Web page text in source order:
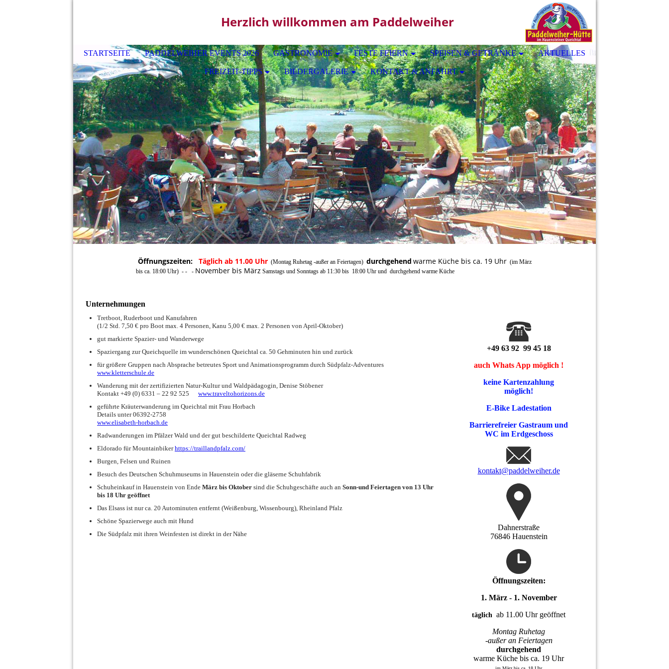
Herzlich willkommen am Paddelweiher
STARTSEITE PADDELWEIHER EVENTS 2026 GASTRONOMIE FESTE FEIERN SPEISEN & GETRÄNKE AKTUELLES
FREIZEIT-TIPPS BILDERGALERIE KONTAKT & ANFAHRT
Öffnungszeiten: Täglich ab 11.00 Uhr(Montag Ruhetag -außer an Feiertagen) durchgehend warme Küche bis ca. 19 Uhr(im März
bis ca. 18:00 Uhr) - - - November bis März Samstags und Sonntags ab 11:30 bis 18:00 Uhr und durchgehend warme Küche
Unternehmungen
Tretboot, Ruderboot und Kanufahren
(1/2 Std. 7,50 € pro Boot max. 4 Personen, Kanu 5,00 € max. 2 Personen von April-Oktober)
gut markierte Spazier- und Wanderwege
Spaziergang zur Queichquelle im wunderschönen Queichtal ca. 50 Gehminuten hin und zurück
für größere Gruppen nach Absprache betreutes Sport und Animationsprogramm durch Südpfalz-Adventures
www.kletterschule.de
Wanderung mit der zertifizierten Natur-Kultur und Waldpädagogin, Denise Stöbener
Kontakt +49 (0) 6331 – 22 92 525 www.traveltohorizons.de
geführte Kräuterwanderung im Queichtal mit Frau Horbach
Details unter 06392-2758
www.elisabeth-horbach.de
Radwanderungen im Pfälzer Wald und der gut beschilderte Queichtal Radweg
Eldorado für Mountainbikerhttps://traillandpfalz.com/
Burgen, Felsen und Ruinen
Besuch des Deutschen Schuhmuseums in Hauenstein oder die gläserne Schuhfabrik
Schuheinkauf in Hauenstein von Ende März bis Oktober sind die Schuhgeschäfte auch an Sonn-und Feiertagen von 13 Uhr
bis 18 Uhr geöffnet
Das Elsass ist nur ca. 20 Autominuten entfernt (Weißenburg, Wissenbourg), Rheinland Pfalz
Schöne Spazierwege auch mit Hund
Die Südpfalz mit ihren Weinfesten ist direkt in der Nähe
+49 63 92 99 45 18
auch Whats App möglich !
keine Kartenzahlung
möglich!
E-Bike Ladestation
Barrierefreier Gastraum und
WC im Erdgeschoss
kontakt@paddelweiher.de
Dahnerstraße
76846 Hauenstein
Öffnungszeiten:
1. März - 1. November
täglich ab 11.00 Uhr geöffnet
Montag Ruhetag
-außer an Feiertagen
durchgehend
warme Küche bis ca. 19 Uhr